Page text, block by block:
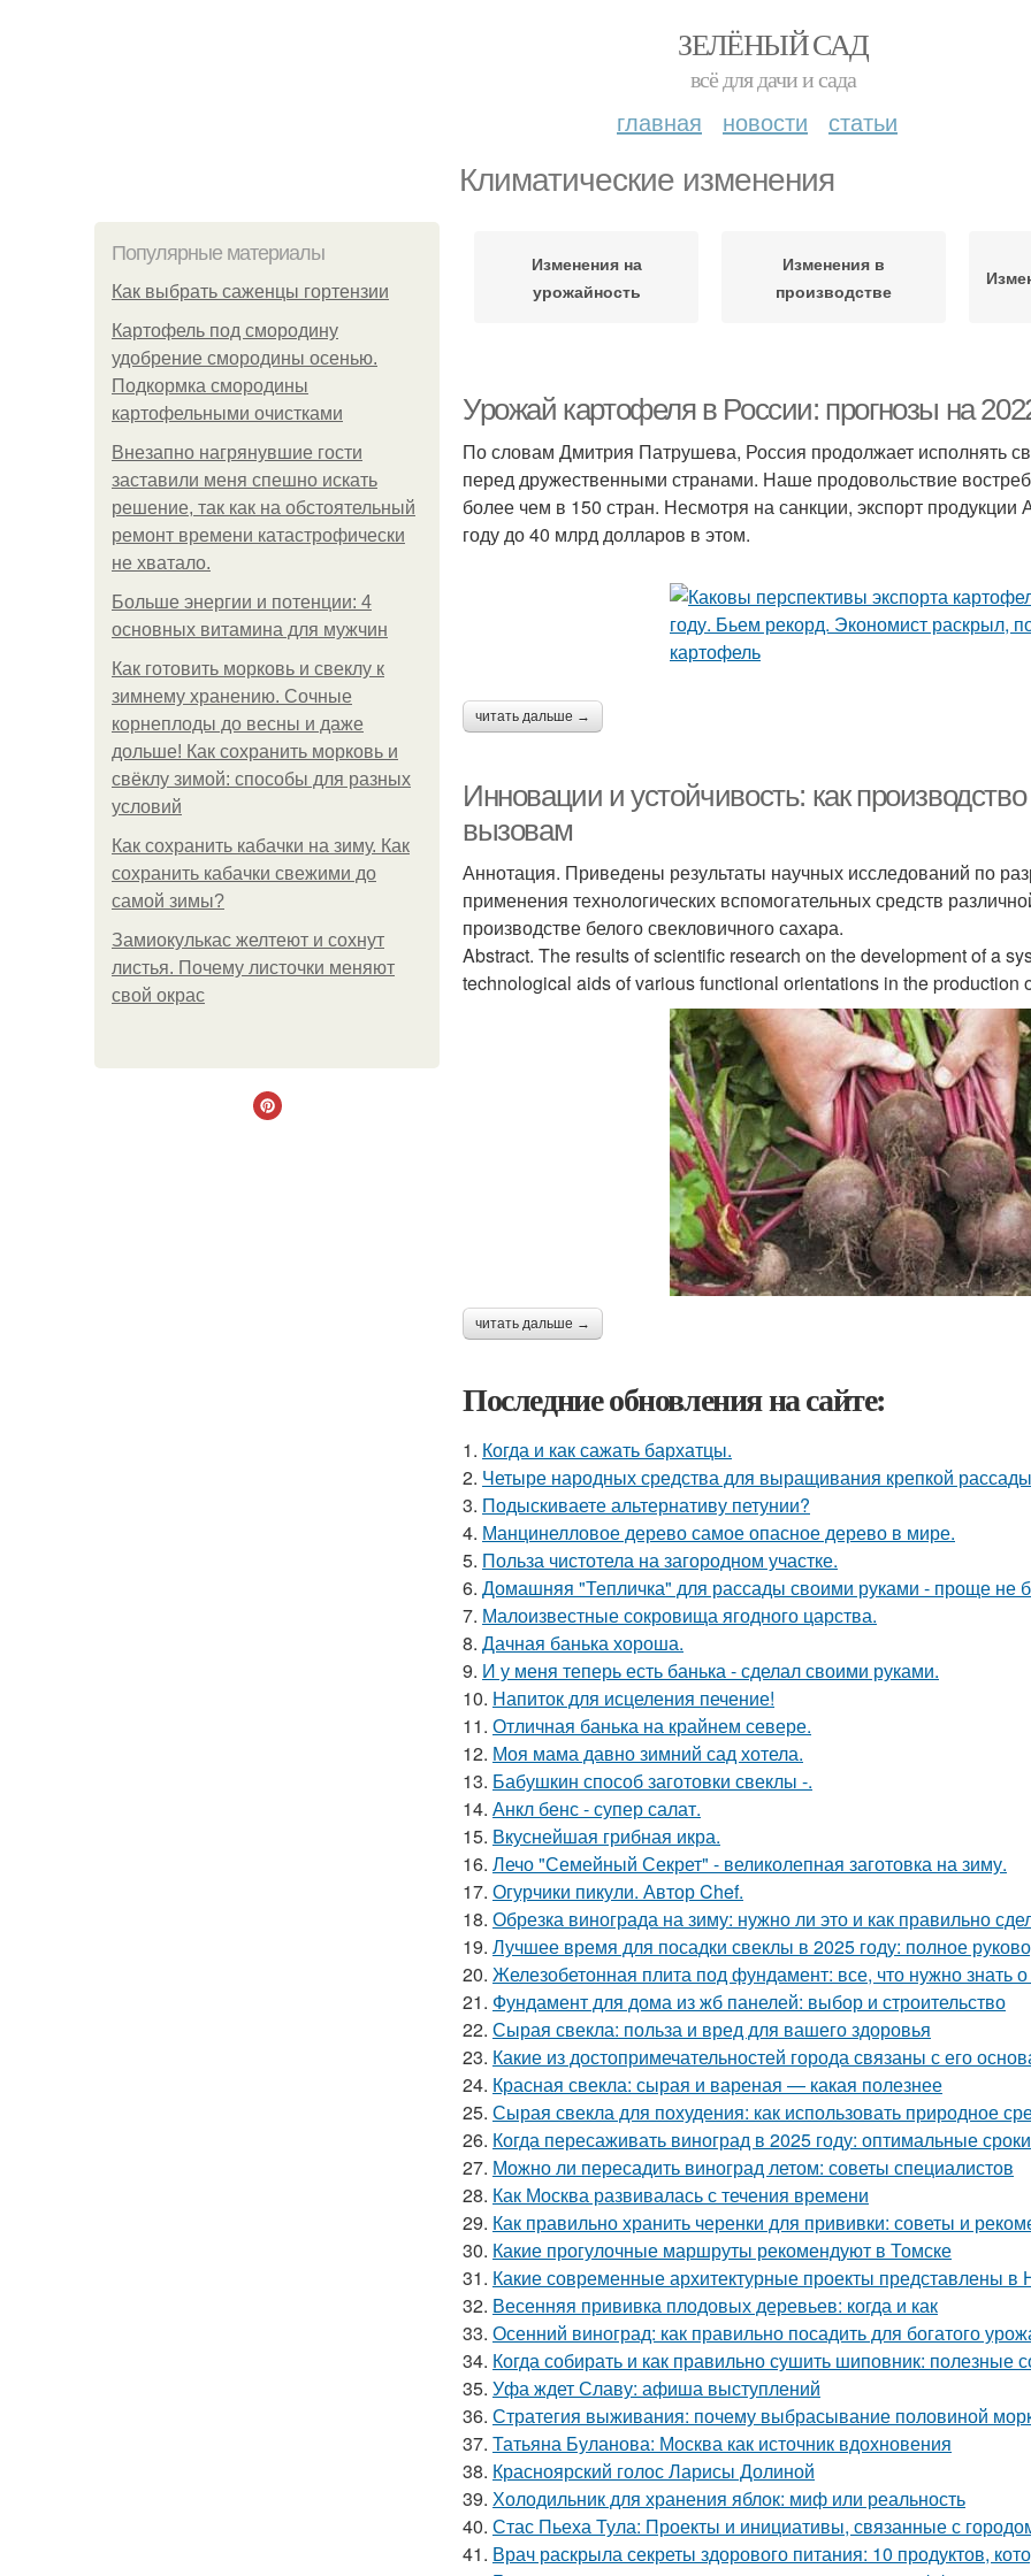
ЗЕЛЁНЫЙ САД
всё для дачи и сада
главная новости статьи
Климатические изменения
Популярные материалы
Как выбрать саженцы гортензии
Картофель под смородину
удобрение смородины осенью.
Подкормка смородины
картофельными очистками
Внезапно нагрянувшие гости
заставили меня спешно искать
решение, так как на обстоятельный
ремонт времени катастрофически
не хватало.
Больше энергии и потенции: 4
основных витамина для мужчин
Как готовить морковь и свеклу к
зимнему хранению. Сочные
корнеплоды до весны и даже
дольше! Как сохранить морковь и
свёклу зимой: способы для разных
условий
Как сохранить кабачки на зиму. Как
сохранить кабачки свежими до
самой зимы?
Замиокулькас желтеют и сохнут
листья. Почему листочки меняют
свой окрас
Изменения на
урожайность
Изменения в
производстве
Урожай картофеля в России: прогнозы на
По словам Дмитрия Патрушева, Россия продолжает исполнять
перед дружественными странами. Наше продовольствие
более чем в 150 стран. Несмотря на санкции, экспорт
году до 40 млрд долларов в этом.
читать дальше →
Инновации и устойчивость: как
вызовам
Аннотация. Приведены результаты научных исследований по
применения технологических вспомогательных средств
производстве белого свекловичного сахара.
Abstract. The results of scientific research on the development of a
technological aids of various functional orientations in the production
читать дальше →
Последние обновления на сайте:
1. Когда и как сажать бархатцы.
2. Четыре народных средства для выращивания крепкой
3. Подыскиваете альтернативу петунии?
4. Манцинелловое дерево самое опасное дерево в мире.
5. Польза чистотела на загородном участке.
6. Домашняя "Тепличка" для рассады своими руками - проще не
7. Малоизвестные сокровища ягодного царства.
8. Дачная банька хороша.
9. И у меня теперь есть банька - сделал своими руками.
10. Напиток для исцеления печение!
11. Отличная банька на крайнем севере.
12. Моя мама давно зимний сад хотела.
13. Бабушкин способ заготовки свеклы -.
14. Анкл бенс - супер салат.
15. Вкуснейшая грибная икра.
16. Лечо "Семейный Секрет" - великолепная заготовка на зиму.
17. Огурчики пикули. Автор Chef.
18. Обрезка винограда на зиму: нужно ли это и как правильно
19. Лучшее время для посадки свеклы в 2025 году: полное
20. Железобетонная плита под фундамент: все, что нужно знать
21. Фундамент для дома из жб панелей: выбор и строительство
22. Сырая свекла: польза и вред для вашего здоровья
23. Какие из достопримечательностей города связаны с его
24. Красная свекла: сырая и вареная — какая полезнее
25. Сырая свекла для похудения: как использовать природное
26. Когда пересаживать виноград в 2025 году: оптимальные
27. Можно ли пересадить виноград летом: советы специалистов
28. Как Москва развивалась с течения времени
29. Как правильно хранить черенки для прививки: советы и
30. Какие прогулочные маршруты рекомендуют в Томске
31. Какие современные архитектурные проекты представлены в
32. Весенняя прививка плодовых деревьев: когда и как
33. Осенний виноград: как правильно посадить для богатого
34. Когда собирать и как правильно сушить шиповник: полезные
35. Уфа ждет Славу: афиша выступлений
36. Стратегия выживания: почему выбрасывание половиной
37. Татьяна Буланова: Москва как источник вдохновения
38. Красноярский голос Ларисы Долиной
39. Холодильник для хранения яблок: миф или реальность
40. Стас Пьеха Тула: Проекты и инициативы, связанные с
41. Врач раскрыла секреты здорового питания: 10 продуктов,